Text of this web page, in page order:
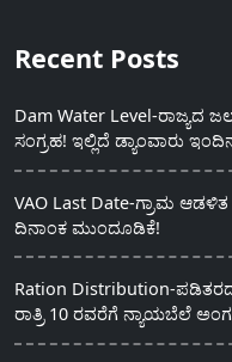
Recent Posts
Dam Water Level-ರಾಜ್ಯದ
ಸಂಗ್ರಹ! ಇಲ್ಲಿದೆ ಡ್ಯಾಂವಾರು
VAO Last Date-ಗ್ರಾಮ
ದಿನಾಂಕ ಮುಂದೂಡಿಕೆ!
Ration Distribution-
ರಾತ್ರಿ 10 ರವರೆಗೆ ನ್ಯಾಯಬೆಲೆ